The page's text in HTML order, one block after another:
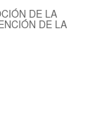
DE LA
DE LA